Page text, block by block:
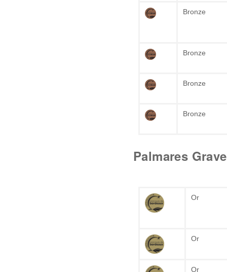
Bronze
Bronze
Bronze
Bronze
Palmares
Or
Or
Or